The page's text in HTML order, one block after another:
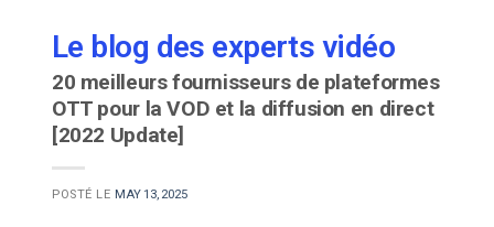
Le blog des experts vidéo
20 meilleurs fournisseurs de plateformes
OTT pour la VOD et la diffusion en direct
[2022 Update]
POSTÉ LE MAY 13, 2025